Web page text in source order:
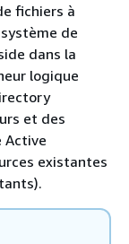
fichiers à
de
dans la
logique
et des
Active
existantes